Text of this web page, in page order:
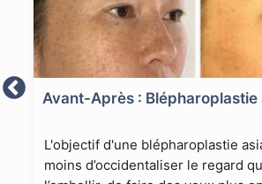
Avant-Après : Blépharoplastie
L'objectif d'une blépharoplastie
moins d’occidentaliser le regard